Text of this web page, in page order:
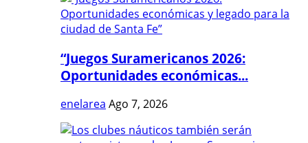
“Juegos Suramericanos 2026:
Oportunidades económicas...
enelarea Ago 7, 2026